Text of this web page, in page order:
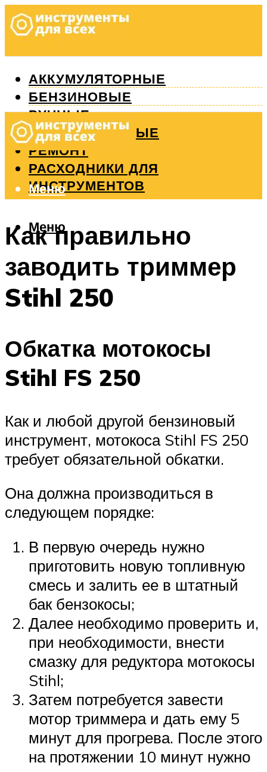
АККУМУЛЯТОРНЫЕ
БЕНЗИНОВЫЕ
РУЧНЫЕ
ИЗМЕРИТЕЛЬНЫЕ
РЕМОНТ
РАСХОДНИКИ ДЛЯ
ИНСТРУМЕНТОВ
Меню
Меню
Как правильно
заводить триммер
Stihl 250
Обкатка мотокосы
Stihl FS 250
Как и любой другой бензиновый
инструмент, мотокоса Stihl FS 250
требует обязательной обкатки.
Она должна производиться в
следующем порядке:
В первую очередь нужно
приготовить новую топливную
смесь и залить ее в штатный
бак бензокосы;
Далее необходимо проверить и,
при необходимости, внести
смазку для редуктора мотокосы
Stihl;
Затем потребуется завести
мотор триммера и дать ему 5
минут для прогрева. После этого
на протяжении 10 минут нужно